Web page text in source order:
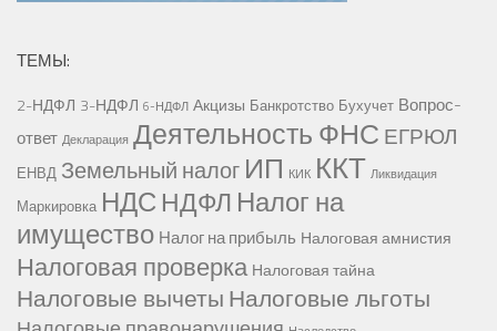
ТЕМЫ:
2-НДФЛ 3-НДФЛ 6-НДФЛ Акцизы Банкротство Бухучет Вопрос-
ответ Декларация Деятельность ФНС ЕГРЮЛ
ЕНВД Земельный налог ИП КИК ККТ Ликвидация
Маркировка НДС НДФЛ Налог на
имущество Налог на прибыль Налоговая амнистия
Налоговая проверка Налоговая тайна
Налоговые вычетыНалоговые льготы